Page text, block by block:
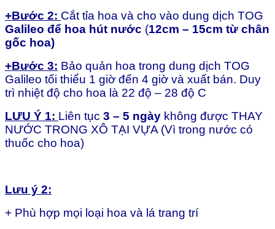
+Bước 2: Cắt tỉa hoa và cho vào dung dịch TOG
Galileo để hoa hút nước (12cm – 15cm từ chân
gốc hoa)
+Bước 3: Bảo quản hoa trong dung dịch TOG
Galileo tối thiểu 1 giờ đến 4 giờ và xuất bán. Duy
trì nhiệt độ cho hoa là 22 độ – 28 độ C
LƯU Ý 1: Liên tục 3 – 5 ngày không được THAY
NƯỚC TRONG XÔ TẠI VỰA (Vì trong nước có
thuốc cho hoa)
Lưu ý 2:
+ Phù hợp mọi loại hoa và lá trang trí